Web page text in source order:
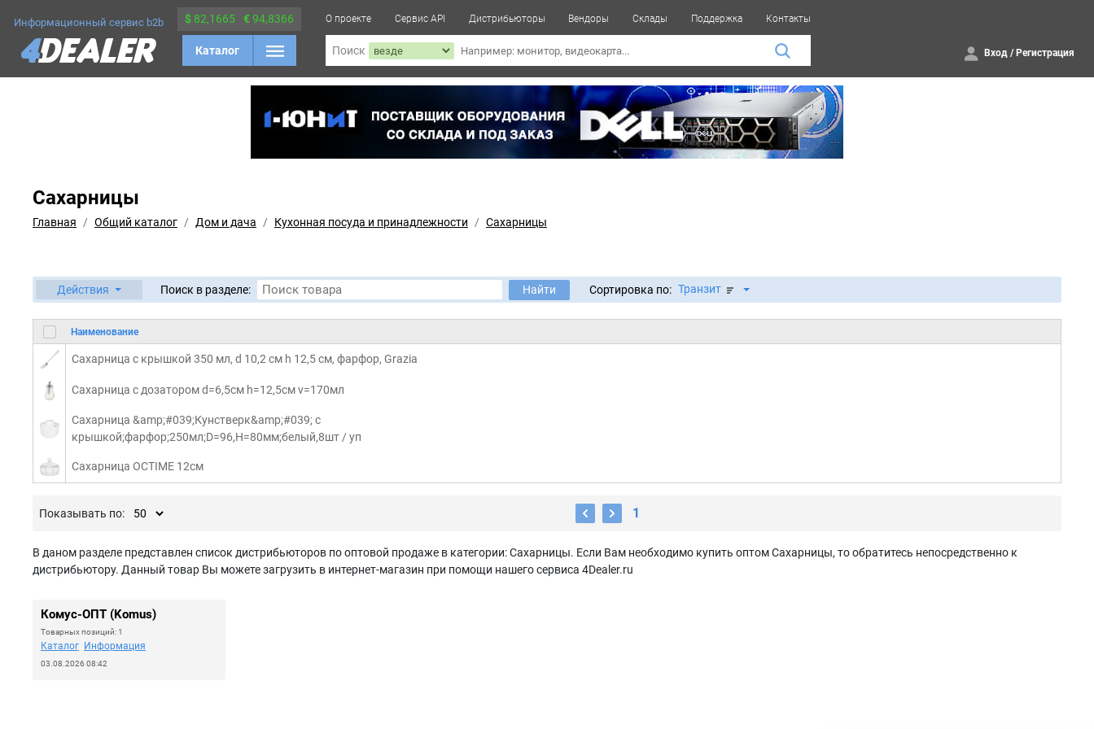
Информационный сервис b2b $ 82,1665 €94,8366
Каталог
О проекте Сервис API Дистрибьюторы Вендоры Склады Поддержка Контакты
Поиск Вход / Регистрация
Сахарницы
Главная Общий каталог Дом и дача Кухонная посуда и принадлежности Сахарницы
Действия Поиск в разделе: Найти Сортировка по: Транзит
Наименование
Сахарница с крышкой 350 мл, d 10,2 см h 12,5 см, фарфор, Grazia
Сахарница с дозатором d=6,5см h=12,5см v=170мл
Сахарница &amp;#039;Кунстверк&amp;#039; с
крышкой;фарфор;250мл;D=96,H=80мм;белый,8шт / уп
Сахарница OCTIME 12см
Показывать по: 1
В даном разделе представлен список дистрибьюторов по оптовой продаже в категории: Сахарницы. Если Вам необходимо купить оптом Сахарницы, то обратитесь непосредственно к
дистрибьютору. Данный товар Вы можете загрузить в интернет-магазин при помощи нашего сервиса 4Dealer.ru
Комус-ОПТ (Komus)
Товарных позиций: 1
Каталог Информация
03.08.2026 08:42